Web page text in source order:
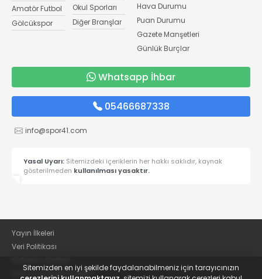
Amatör Futbol
Gölcükspor
Okul Sporları
Diğer Branşlar
Hava Durumu
Puan Durumu
Gazete Manşetleri
Günlük Burçlar
Whatsapp İhbar
05466687338
info@spor41.com
Yasal Uyarı: Sitemizdeki içeriklerin her hakkı saklıdır, kaynak
gösterilmeden kullanılması yasaktır.
Yayın İlkeleri
Veri Politikası
KVKK Aydınlatma Metni
Sitemizden en iyi şekilde faydalanabilmeniz için tarayıcınızın